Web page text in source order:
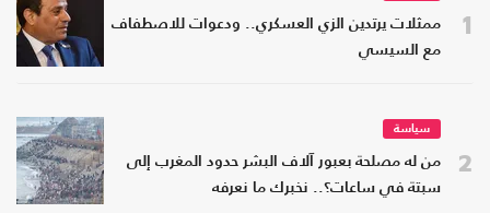
1
ممثلات يرتدين الزي العسكري.. ودعوات للاصطفاف
مع السيسي
2
سياسة
من له مصلحة بعبور آلاف البشر حدود المغرب إلى
سبتة في ساعات؟.. نخبرك ما نعرفه